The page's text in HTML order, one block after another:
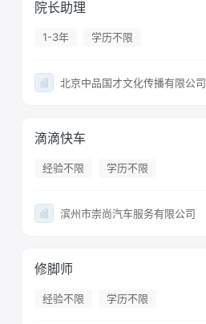
院长助理
1-3年 学历不限
北京中品国才文化传播有限公司
滴滴快车
经验不限 学历不限
滨州市崇尚汽车服务有限公司
修脚师
经验不限 学历不限